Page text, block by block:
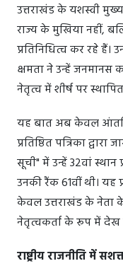
उत्तराखंड के यशस्वी
राज्य के मुखिया नहीं,
प्रतिनिधित्व कर रहे
क्षमता ने उन्हें जनमानस
नेतृत्व में शीर्ष पर
यह बात अब केवल
प्रतिष्ठित पत्रिका
सूची" में उन्हें 32वां स्थान
उनकी रैंक 61वीं थी।
केवल उत्तराखंड के नेता के
नेतृत्वकर्ता के रूप में देख
राष्ट्रीय राजनीति में